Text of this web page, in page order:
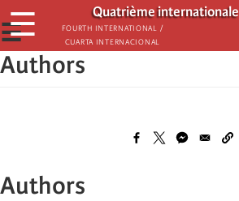
Παράκαμψη
προς
το
κυρίως
Quatrième internationale
Fourth International /
Cuarta Internacional
☰
☰
Authors
Authors